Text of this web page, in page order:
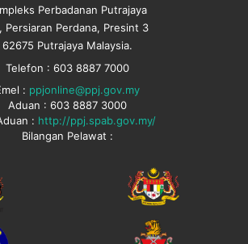
Perbadanan Putrajaya
Persiaran Perdana, Presint 3
62675 Putrajaya Malaysia.
Telefon : 603 8887 7000
: ppjonline@ppj.gov.my
Aduan : 603 8887 3000
: http://ppj.spab.gov.my/
Bilangan Pelawat :